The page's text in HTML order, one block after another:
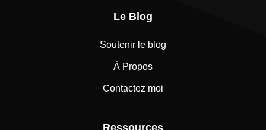
Le Blog
Soutenir le blog
À Propos
Contactez moi
Ressources